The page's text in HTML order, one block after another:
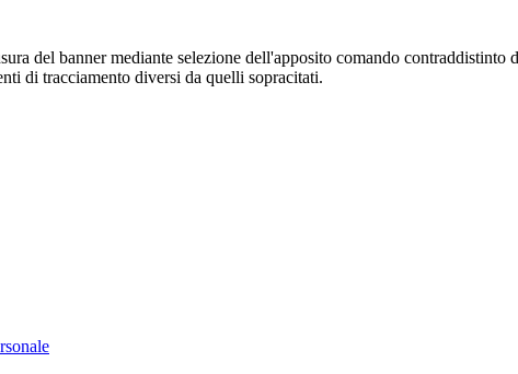
del banner mediante selezione dell'apposito comando
di tracciamento diversi da quelli sopracitati.